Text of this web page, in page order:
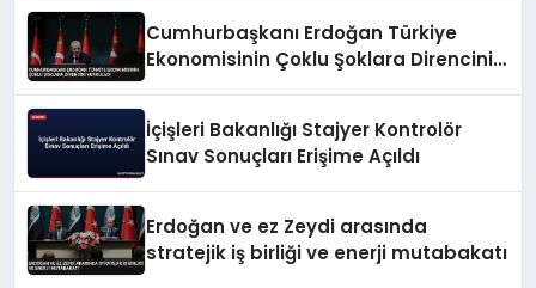
Cumhurbaşkanı Erdoğan Türkiye
Ekonomisinin Çoklu Şoklara Direncini
İçişleri Bakanlığı Stajyer Kontrolör
Sınav Sonuçları Erişime Açıldı
Erdoğan ve ez Zeydi arasında
stratejik iş birliği ve enerji mutabakatı